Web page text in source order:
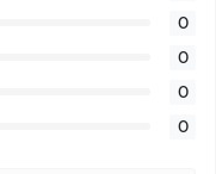
0
0
0
0